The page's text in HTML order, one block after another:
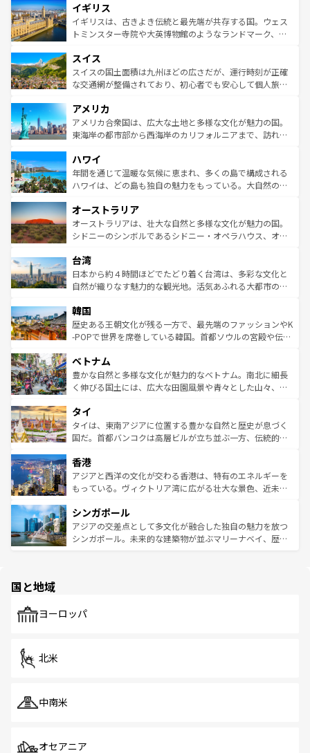
いる。シャンパンの発祥地であるランス、プロヴァンスの
香り高いラベンダー畑など、多彩な楽しみ方が可能だ。さ
らに、パリ以外の地域にも魅力が溢れており、どの街角に
れる地方に足を運ぶとそれぞれで全く異なる文化を体験で
きるだろう。 なお、新着のフランス情報はコンテンツ一覧
を参照してほしい。
顔を持つこの国は、どこを歩いても飽きることがない。ベ
ルリンの文化的活気、バイエルン州のアルプスの絶景、そ
してライン川沿いのワイン畑といった風景は必見。ビール
は、お酒好きな人にはぜひ体験してほしい。 なお、新着の
ドイツ情報はコンテンツ一覧を参照してほしい。
イギリス
イギリスは、古きよき伝統と最先端が共存する国。ウェス
トミンスター寺院や大英博物館のようなランドマーク、歴
リアごとに異なる魅力がある。また、優雅なアフタヌーン
ティー、ビール好きにはたまらない英国パブ、サッカー観
戦など、本場だからこそできる体験も豊富。イギリスを旅
ンツ一覧を参照してほしい。
スイス
スイスの国土面積は九州ほどの広さだが、運行時刻が正確
な交通網が整備されており、初心者でも安心して個人旅行
の建物がそのまま残る町や、スイスならではのユニークな
博物館もあり、アルプス観光だけでなく町歩きも満喫する
ことができる。国民の所得が高いため物価も高いが、旅行
ば市内交通費無料で観光を楽しむこともできる。 なお、新
着のスイス情報はコンテンツ一覧 を参照してほしい。
アメリカ
アメリカ合衆国は、広大な土地と多様な文化が魅力の国。
東海岸の都市部から西海岸のカリフォルニアまで、訪れる
のような巨大都市は、観光、ショッピング、エンターテイ
ンメントが詰まった刺激的なスポットだ。一方、アメリカ
西部には大自然が広がり、グランドキャニオンやイエロー
部のニューオーリンズでは、音楽と美食が融合した独特の
文化が魅力。旅行者はアメリカの各地域で異なる魅力を楽
しみながら、その多様性と豊かな歴史を感じることができ
ならではの贅沢な旅のスタイルだ。 なお、新着のアメリカ
情報はコンテンツ一覧を参照してほしい。
ハワイ
年間を通じて温暖な気候に恵まれ、多くの島で構成される
ハワイは、どの島も独自の魅力をもっている。大自然の神
ワイ島は見逃せない。また、定番の観光地といえばオアフ
島だが、静かな自然を求めるならマウイ島やカウアイ島が
おすすめ。エメラルドグリーンに輝く海をはじめ、豊かな
れるおもてなしの心で訪れる人々を迎えてくれるハワイの
人々、おいしいローカルフードやハワイアンミュージッ
ク、伝統的なフラダンスなど、すべてがハワイの魅力を彩
ワイを、存分に味わってほしい。 なお、新着のハワイ情報
はコンテンツ一覧を参照してほしい。
オーストラリア
オーストラリアは、壮大な自然と多様な文化が魅力の国。
シドニーのシンボルであるシドニー・オペラハウス、オー
リアリーフや大陸中央部にそびえるウルル（エアーズロッ
ク）、タスマニアの美しい原生林やケアンズの熱帯雨林な
ど、見どころがたくさん。また、カフェやワイン、オージ
いる。アクティビティも充実しており、サーフィンやダイ
ビング、ハイキングなど、アウトドア好きにはたまらな
い。オーストラリアの多彩な魅力を存分に味わいつくそ
参照してほしい。
台湾
日本から約４時間ほどでたどり着く台湾は、多彩な文化と
自然が織りなす魅力的な観光地。活気あふれる大都市の台
ン）、静ひつな山岳地帯である台湾東部など、都市の喧騒
と山間の静けさが共存しており、訪れる人に新しい発見と
驚きをもたらしてくれる。また、奥深い台湾の食文化も魅
容にもいいと評判のスイーツなど、バラエティ豊かな料理
が味わえる。 なお、新着の台湾情報は コンテンツ一覧を参
照してほしい。
韓国
歴史ある王朝文化が残る一方で、最先端のファッションやK
-POPで世界を席巻している韓国。首都ソウルの宮殿や伝統
き、地方に足を延ばせば四季折々の自然美を楽しむことが
できる。そして、キムチや焼肉、絶品のストリートフード
まで、さまざまな韓国料理が待っている。夜には、韓国な
リティに包まれながら、韓国の多彩な魅力を心ゆくまで味
わってみてほしい。 なお、新着の韓国情報はコンテンツ一
覧を参照してほしい。
ベトナム
豊かな自然と多様な文化が魅力的なベトナム。南北に細長
く伸びる国土には、広大な田園風景や青々とした山々、世
急速な発展と共に伝統が息づく。ハノイの古い町並みやホ
ーチミン市のフランス統治時代の建物も、独特の雰囲気を
醸し出している。また、バラエティの豊かさとおいしさで
とつ。フォーやバインミー、ベトナムコーヒーなどは、ぜ
ひ現地で味わいたい。どの地域を訪れてもあたたかい人々
が旅行者を迎えてくれるので、きっと忘れられない旅にな
参照してほしい。
タイ
タイは、東南アジアに位置する豊かな自然と歴史が息づく
国だ。首都バンコクは高層ビルが立ち並ぶ一方、伝統的な
の活気が交差している。北部ではチェンマイなどの山岳地
帯で自然と触れ合い、南部ではプーケットやクラビの美し
いビーチでリゾート気分を楽しむことができる。タイ料理
激する。気候は一年中温暖で、どの季節にも異なる楽しみ
が待っている。親しみやすいタイの人々、仏教を中心とし
た文化、そして多様な観光資源が、訪れる旅人を魅了し続
香港
アジアと西洋の文化が交わる香港は、特有のエネルギーを
もっている。ヴィクトリア湾に広がる壮大な景色、近未来
み、どこを訪れても感動するはず。観光スポットが密集し
ており、効率よく見どころを回れるのも魅力。息をのむよ
うな絶景から文化的な体験まで、香港を存分に楽しみ尽く
シンガポール
アジアの交差点として多文化が融合した独自の魅力を放つ
シンガポール。未来的な建築物が並ぶマリーナベイ、歴史
で、ホーカーズは地元の風情を楽しめる外せないスポット
国と地域
ヨーロッパ
北米
中南米
オセアニア